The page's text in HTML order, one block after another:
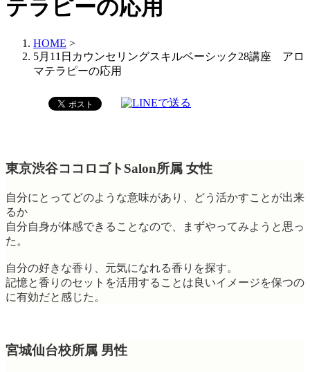
テラピーの応用
HOME >
5月11日カウンセリングスキルベーシック28講座 アロ
マテラピーの応用
東京渋谷ココロゴトSalon所属 女性
自分にとってどのような意味があり、どう活かすことが出来
るか
自分自身が体感できることなので、まずやってみようと思っ
た。
自分の好きな香り、元気になれる香りを探す。
記憶と香りのセットを活用することは良いイメージを保つの
に有効だと感じた。
宮城仙台校所属 男性